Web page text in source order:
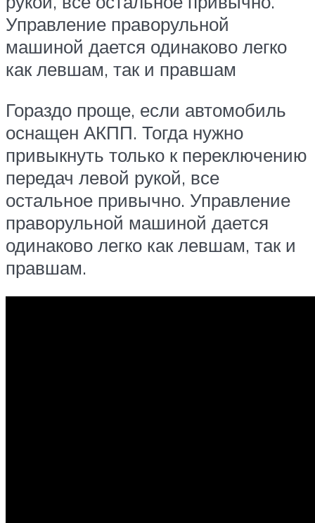
Управление праворульной
машиной дается одинаково легко
как левшам, так и правшам
Гораздо проще, если автомобиль
оснащен АКПП. Тогда нужно
привыкнуть только к переключению
передач левой рукой, все
остальное привычно. Управление
праворульной машиной дается
одинаково легко как левшам, так и
правшам.